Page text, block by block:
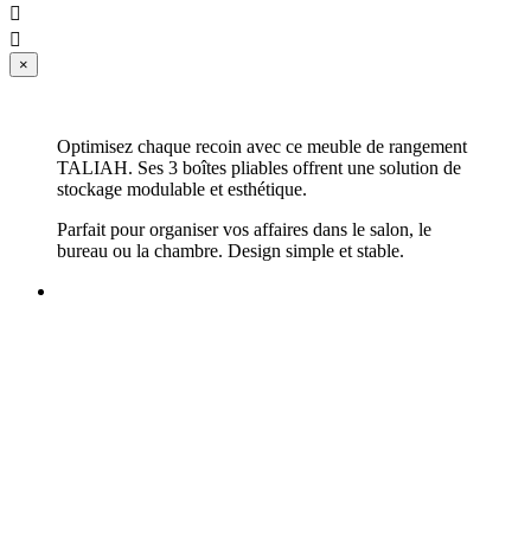


×
Optimisez chaque recoin avec ce meuble de rangement
TALIAH. Ses 3 boîtes pliables offrent une solution de
stockage modulable et esthétique.
Parfait pour organiser vos affaires dans le salon, le
bureau ou la chambre. Design simple et stable.